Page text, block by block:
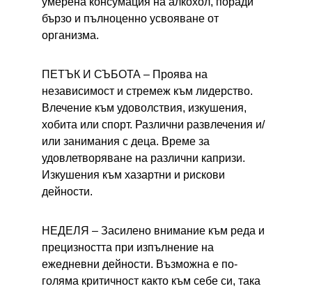
бързо и пълноценно усвояване от
организма.
ПЕТЪК И СЪБОТА – Проява на
независимост и стремеж към лидерство.
Влечение към удоволствия, изкушения,
хобита или спорт. Различни развлечения и/
или занимания с деца. Време за
удовлетворяване на различни капризи.
Изкушения към хазартни и рискови
дейности.
НЕДЕЛЯ – Засилено внимание към реда и
прецизността при изпълнение на
ежедневни дейности. Възможна е по-
голяма критичност както към себе си, така